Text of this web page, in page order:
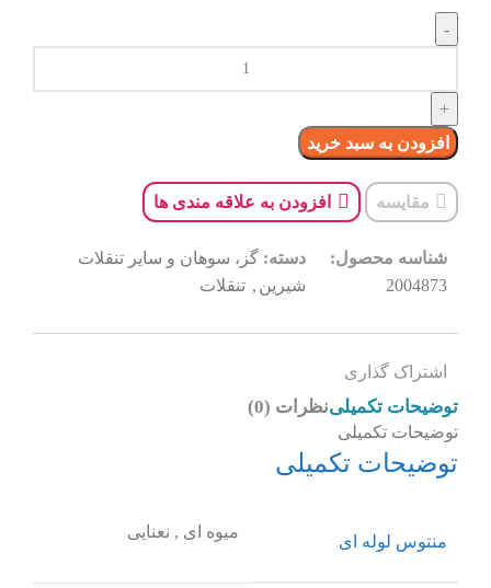
افزودن به سبد خرید
مقایسه افزودن به علاقه مندی ها
شناسه محصول:
2004873
دسته: گز، سوهان و سایر تنقلات
شیرین , تنقلات
اشتراک گذاری
توضیحات تکمیلینظرات (0)
توضیحات تکمیلی
توضیحات تکمیلی
منتوس لوله ای
میوه ای , نعنایی